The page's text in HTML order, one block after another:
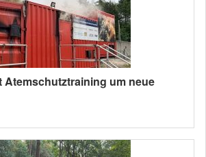
Atemschutztraining um neue